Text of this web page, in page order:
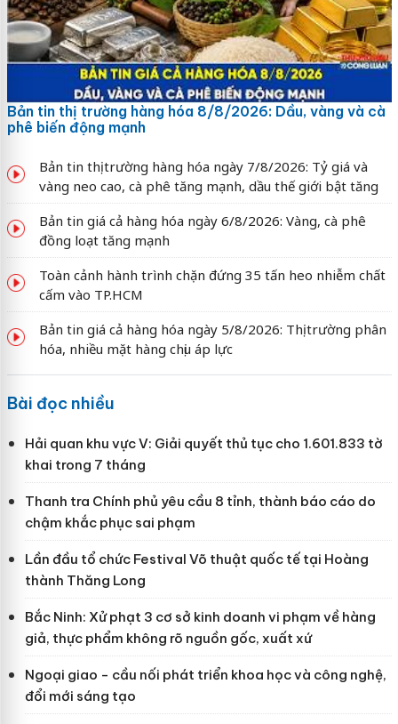
Bản tin thị trường hàng hóa 8/8/2026: Dầu, vàng và cà
phê biến động mạnh
Bản tin thị trường hàng hóa ngày 7/8/2026: Tỷ giá và
vàng neo cao, cà phê tăng mạnh, dầu thế giới bật tăng
Bản tin giá cả hàng hóa ngày 6/8/2026: Vàng, cà phê
đồng loạt tăng mạnh
Toàn cảnh hành trình chặn đứng 35 tấn heo nhiễm chất
cấm vào TP.HCM
Bản tin giá cả hàng hóa ngày 5/8/2026: Thị trường phân
hóa, nhiều mặt hàng chịu áp lực
Bài đọc nhiều
Hải quan khu vực V: Giải quyết thủ tục cho 1.601.833 tờ
khai trong 7 tháng
Thanh tra Chính phủ yêu cầu 8 tỉnh, thành báo cáo do
chậm khắc phục sai phạm
Lần đầu tổ chức Festival Võ thuật quốc tế tại Hoàng
thành Thăng Long
Bắc Ninh: Xử phạt 3 cơ sở kinh doanh vi phạm về hàng
giả, thực phẩm không rõ nguồn gốc, xuất xứ
Ngoại giao - cầu nối phát triển khoa học và công nghệ,
đổi mới sáng tạo